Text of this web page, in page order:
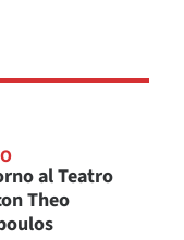
al Teatro
Theo